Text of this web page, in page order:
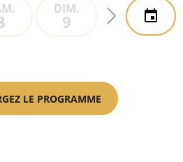
DIM.
9
LUN.
10
LE PROGRAMME